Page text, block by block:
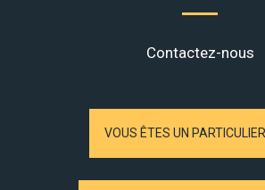
Contactez-nous
VOUS ÊTES UN PARTICULIER